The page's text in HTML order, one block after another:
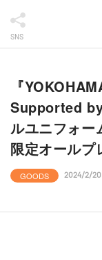
SNS
『
Supported
ルユニフォー
限定オールプ
GOODS 2024/2/20